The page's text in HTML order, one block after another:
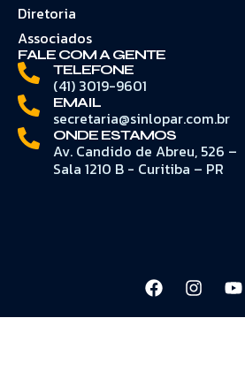
Diretoria
Associados
FALE COM A GENTE
TELEFONE
(41) 3019-9601
EMAIL
secretaria@sinlopar.com.br
ONDE ESTAMOS
Av. Candido de Abreu, 526 –
Sala 1210 B - Curitiba – PR